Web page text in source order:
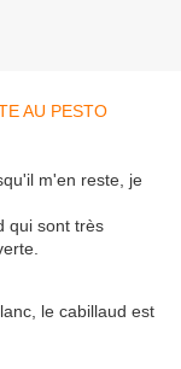
m'en reste, je
qui sont très
le cabillaud est